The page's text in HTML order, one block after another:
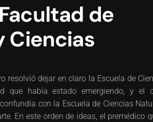
de
Ciencias
resolvió dejar en claro la Escuela de
que había estado emergiendo, y el
con la Escuela de Ciencias
En este orden de ideas, el premédico